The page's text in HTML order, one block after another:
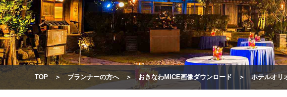
TOP プランナーの方へ おきなわMICE画像ダウンロード ホテルオリ